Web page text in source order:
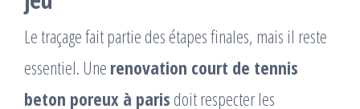
Le traçage fait partie des étapes finales, mais il reste
essentiel. Une renovation court de tennis
beton poreux à paris doit respecter les